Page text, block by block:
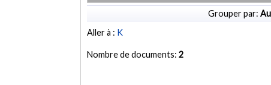
Grouper par:
Aller à : K
Nombre de documents:2